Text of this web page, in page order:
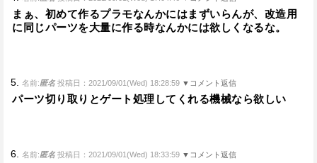
まぁ、初めて作るプラモなんかにはまずいらんが、改造用
に同じパーツを大量に作る時なんかには欲しくなるな。
5. 名前:匿名 投稿日：2021/09/01(Wed) 18:28:59 ▼コメント返信
パーツ切り取りとゲート処理してくれる機械なら欲しい
6. 名前:匿名 投稿日：2021/09/01(Wed) 18:33:59 ▼コメント返信